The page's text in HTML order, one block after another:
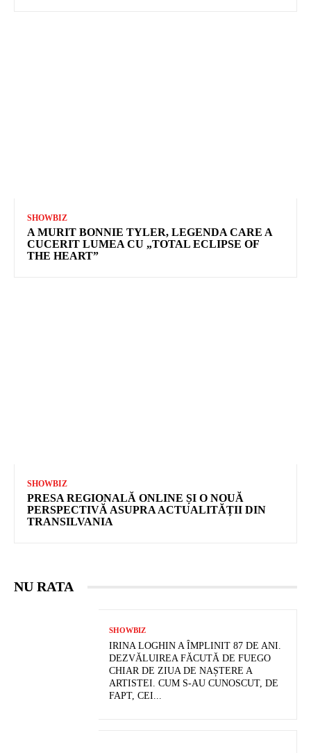
SHOWBIZ
A MURIT BONNIE TYLER, LEGENDA CARE A
CUCERIT LUMEA CU „TOTAL ECLIPSE OF
THE HEART”
SHOWBIZ
PRESA REGIONALĂ ONLINE ȘI O NOUĂ
PERSPECTIVĂ ASUPRA ACTUALITĂȚII DIN
TRANSILVANIA
NU RATA
SHOWBIZ
IRINA LOGHIN A ÎMPLINIT 87 DE ANI.
DEZVĂLUIREA FĂCUTĂ DE FUEGO
CHIAR DE ZIUA DE NAȘTERE A
ARTISTEI. CUM S-AU CUNOSCUT, DE
FAPT, CEI...